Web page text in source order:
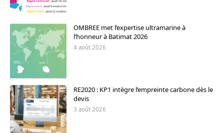
OMBREE met l’expertise ultramarine à
l’honneur à Batimat 2026
4 août 2026
RE2020 : KP1 intègre l’empreinte carbone dès le
devis
3 août 2026